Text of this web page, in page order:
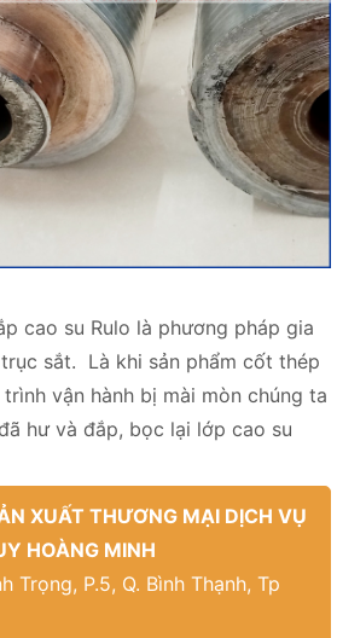
cao su Rulo là phương pháp gia
sắt. Là khi sản phẩm cốt thép
vận hành bị mài mòn chúng ta
hư và đắp, bọc lại lớp cao su
XUẤT THƯƠNG MẠI DỊCH VỤ
HOÀNG MINH
Trọng, P.5, Q. Bình Thạnh, Tp